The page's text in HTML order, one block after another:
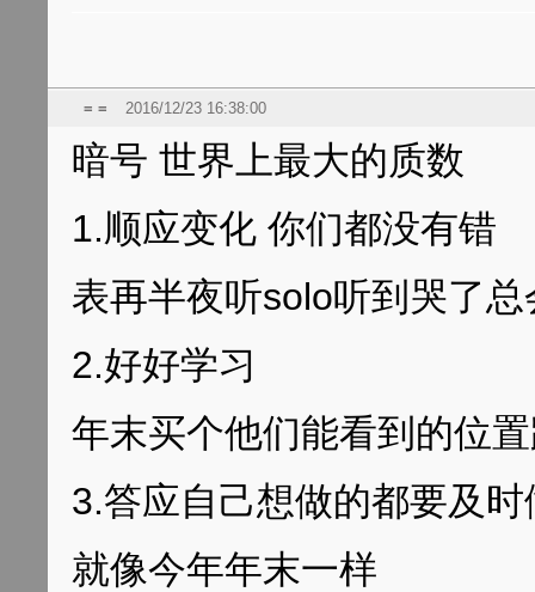
= = 2016/12/23 16:38:00
暗号 世界上最大的质数
1.顺应变化 你们都没有错
表再半夜听solo听到哭了
2.好好学习
年末买个他们能看到的位
3.答应自己想做的都要及时
就像今年年末一样